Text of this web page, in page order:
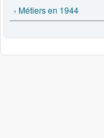
‹ Métiers en 1944